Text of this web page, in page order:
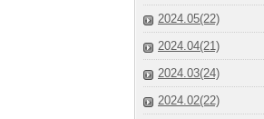
2024.05(22)
2024.04(21)
2024.03(24)
2024.02(22)